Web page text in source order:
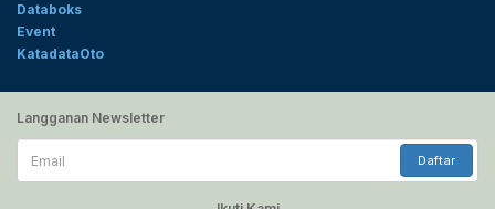
Databoks
Event
KatadataOto
Langganan Newsletter
Email
Daftar